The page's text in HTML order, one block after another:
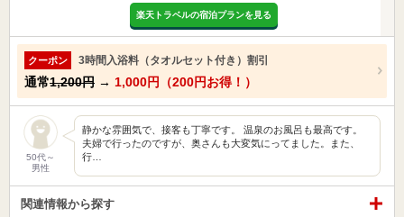
楽天トラベルの宿泊プランを見る
クーポン 3時間入浴料（タオルセット付き）割引
通常1,200円 → 1,000円（200円お得！）
50代～
男性
静かな雰囲気で、接客も丁寧です。 温泉のお風呂も最高です。
夫婦で行ったのですが、奥さんも大変気にってました。また、
行…
関連情報から探す